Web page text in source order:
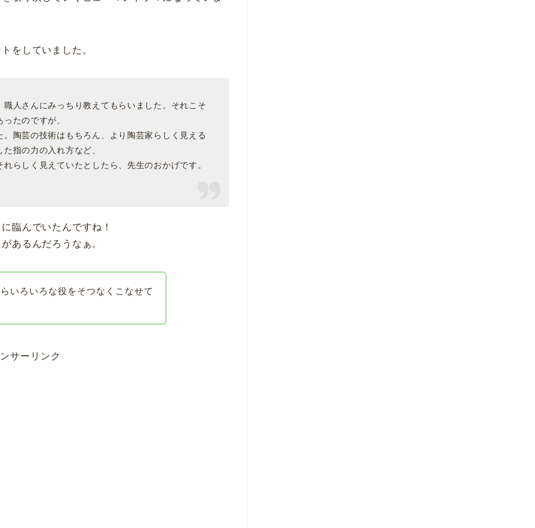
をしていました。
人さんにみっちり教えてもらいました。それこそ
たのですが、
陶芸の技術はもちろん、より陶芸家らしく見える
指の力の入れ方など、
らしく見えていたとしたら、先生のおかげです。
臨んでいたんですね！
あるんだろうなぁ。
いろいろな役をそつなくこなせて
サーリンク